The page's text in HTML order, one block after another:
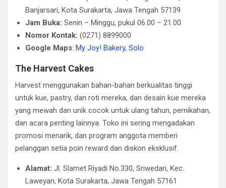
Banjarsari, Kota Surakarta, Jawa Tengah 57139
Jam Buka: Senin – Minggu, pukul 06.00 – 21.00
Nomor Kontak: (0271) 8899000
Google Maps: My Joy! Bakery, Solo
The Harvest Cakes
Harvest menggunakan bahan-bahan berkualitas tinggi
untuk kue, pastry, dan roti mereka, dan desain kue mereka
yang mewah dan unik cocok untuk ulang tahun, pernikahan,
dan acara penting lainnya. Toko ini sering mengadakan
promosi menarik, dan program anggota memberi
pelanggan setia poin reward dan diskon eksklusif.
Alamat: Jl. Slamet Riyadi No.330, Sriwedari, Kec.
Laweyan, Kota Surakarta, Jawa Tengah 57161